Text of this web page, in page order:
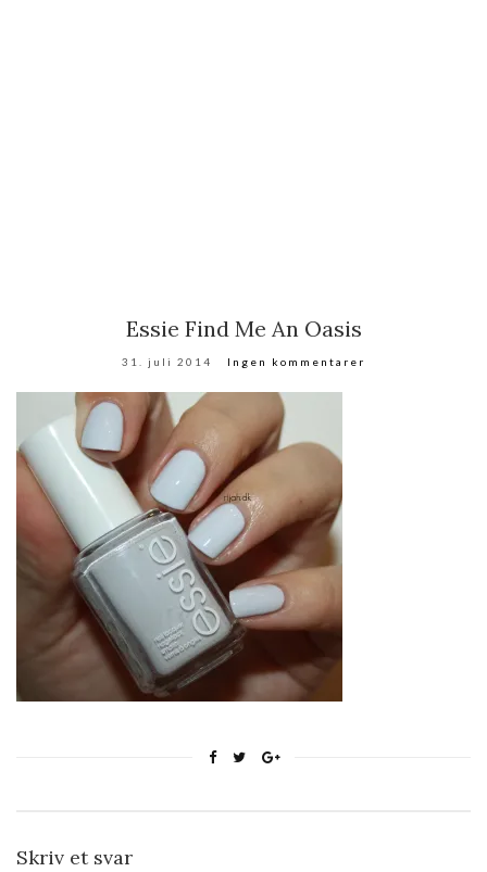
Essie Find Me An Oasis
31. juli 2014 Ingen kommentarer
Skriv et svar